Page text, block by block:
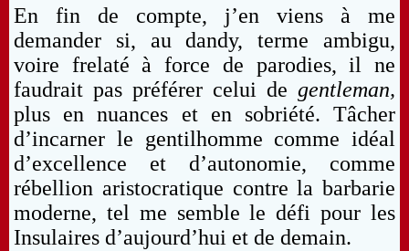
En fin de compte, j’en viens à me
demander si, au dandy, terme ambigu,
voire frelaté à force de parodies, il ne
faudrait pas préférer celui de gentleman,
plus en nuances et en sobriété. Tâcher
d’incarner le gentilhomme comme idéal
d’excellence et d’autonomie, comme
rébellion aristocratique contre la barbarie
moderne, tel me semble le défi pour les
Insulaires d’aujourd’hui et de demain.